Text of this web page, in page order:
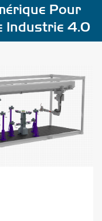
Pour
Industrie 4.0